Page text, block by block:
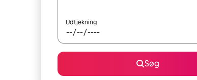
Udtjekning
Søg